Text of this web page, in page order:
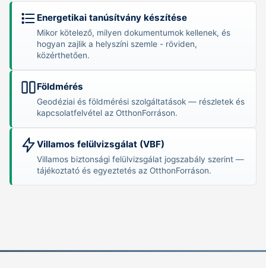
Energetikai tanúsítvány készítése
Mikor kötelező, milyen dokumentumok kellenek, és
hogyan zajlik a helyszíni szemle - röviden,
közérthetően.
Földmérés
Geodéziai és földmérési szolgáltatások — részletek és
kapcsolatfelvétel az OtthonForráson.
Villamos felülvizsgálat (VBF)
Villamos biztonsági felülvizsgálat jogszabály szerint —
tájékoztató és egyeztetés az OtthonForráson.